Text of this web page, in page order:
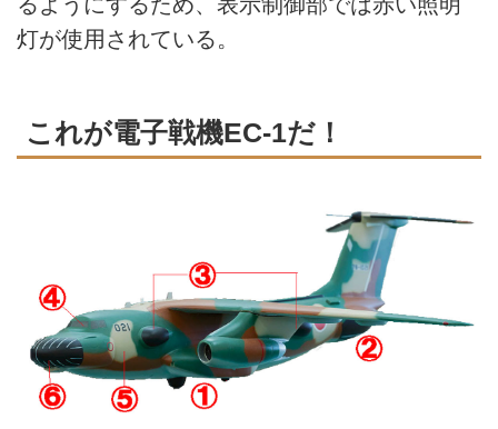
灯が使用されている。
これが電子戦機EC‐1だ！